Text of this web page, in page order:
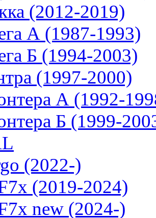
(2012-2019)
А (1987-1993)
Б (1994-2003)
(1997-2000)
А (1992-
Б (1999-
(2022-)
(2019-2024)
new (2024-)